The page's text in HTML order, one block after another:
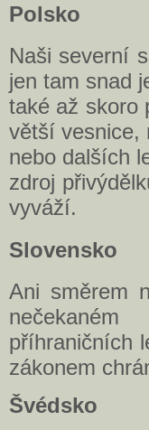
Polsko
Naši severní
jen tam snad
také až skoro
větší vesnice,
nebo dalších
zdroj
vyváží.
Slovensko
Ani směrem
příhraničních
zákonem
Švédsko